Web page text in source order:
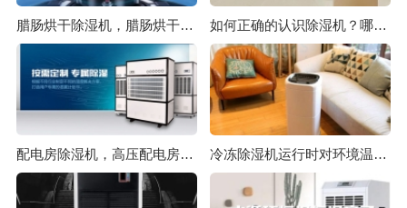
腊肠烘干除湿机，腊肠烘干除湿设备 如何正确的认识除湿机？哪些除湿机比较好
配电房除湿机，高压配电房除湿优选 冷冻除湿机运行时对环境温度会有影响吗？